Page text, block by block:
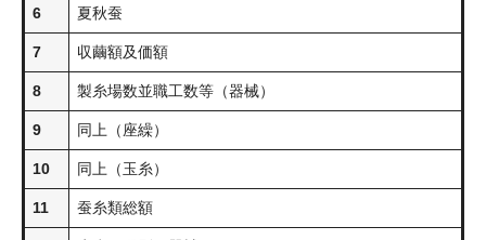
6 夏秋蚕
7 収繭額及価額
8 製糸場数並職工数等（器械）
9 同上（座繰）
10 同上（玉糸）
11 蚕糸類総額